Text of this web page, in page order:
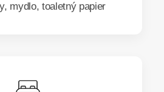
mydlo, toaletný papier